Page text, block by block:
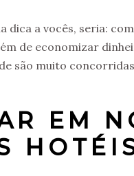
dica a vocês, seria:
de economizar
são muito
EM